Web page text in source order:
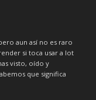
aun así no es raro
si toca usar a lot
visto, oído y
que significa